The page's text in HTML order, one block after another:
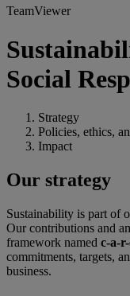
TeamViewer
Social
Strategy
Policies, ethics,
Impact
Our strategy
Sustainability is part of
Our contributions and
framework named c-a-
commitments, targets,
business.